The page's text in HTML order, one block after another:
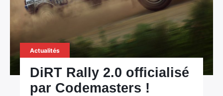
Actualités
DiRT Rally 2.0 officialisé
par Codemasters !
Rechercher
: